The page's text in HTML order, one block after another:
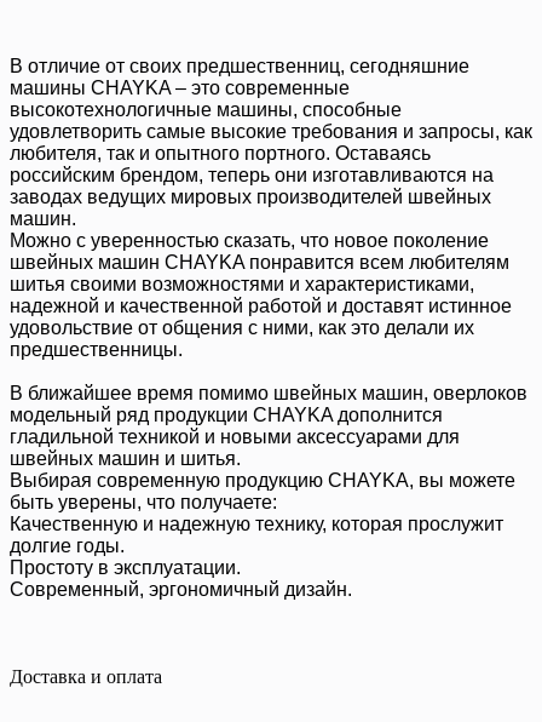
В отличие от своих предшественниц, сегодняшние
машины CHAYKA – это современные
высокотехнологичные машины, способные
удовлетворить самые высокие требования и запросы, как
любителя, так и опытного портного. Оставаясь
российским брендом, теперь они изготавливаются на
заводах ведущих мировых производителей швейных
машин.
Можно с уверенностью сказать, что новое поколение
швейных машин CHAYKA понравится всем любителям
шитья своими возможностями и характеристиками,
надежной и качественной работой и доставят истинное
удовольствие от общения с ними, как это делали их
предшественницы.
В ближайшее время помимо швейных машин, оверлоков
модельный ряд продукции CHAYKA дополнится
гладильной техникой и новыми аксессуарами для
швейных машин и шитья.
Выбирая современную продукцию CHAYKA, вы можете
быть уверены, что получаете:
Качественную и надежную технику, которая прослужит
долгие годы.
Простоту в эксплуатации.
Современный, эргономичный дизайн.
Доставка и оплата